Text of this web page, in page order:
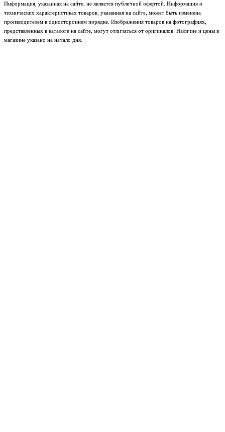
Информация, указанная на сайте, не является публичной офертой. Информация о
технических характеристиках товаров, указанная на сайте, может быть изменена
производителем в одностороннем порядке. Изображения товаров на фотографиях,
представленных в каталоге на сайте, могут отличаться от оригиналов. Наличие и цены в
магазине указано на начало дня.